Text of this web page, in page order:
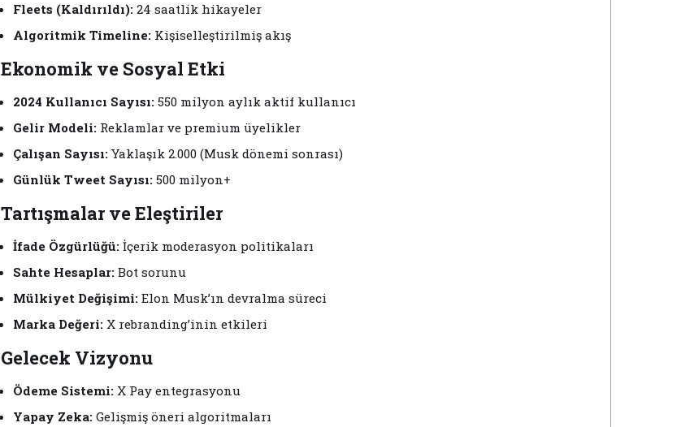
Fleets (Kaldırıldı): 24 saatlik hikayeler
Algoritmik Timeline: Kişiselleştirilmiş akış
Ekonomik ve Sosyal Etki
2024 Kullanıcı Sayısı: 550 milyon aylık aktif kullanıcı
Gelir Modeli: Reklamlar ve premium üyelikler
Çalışan Sayısı: Yaklaşık 2.000 (Musk dönemi sonrası)
Günlük Tweet Sayısı: 500 milyon+
Tartışmalar ve Eleştiriler
İfade Özgürlüğü: İçerik moderasyon politikaları
Sahte Hesaplar: Bot sorunu
Mülkiyet Değişimi: Elon Musk’ın devralma süreci
Marka Değeri: X rebranding’inin etkileri
Gelecek Vizyonu
Ödeme Sistemi: X Pay entegrasyonu
Yapay Zeka: Gelişmiş öneri algoritmaları